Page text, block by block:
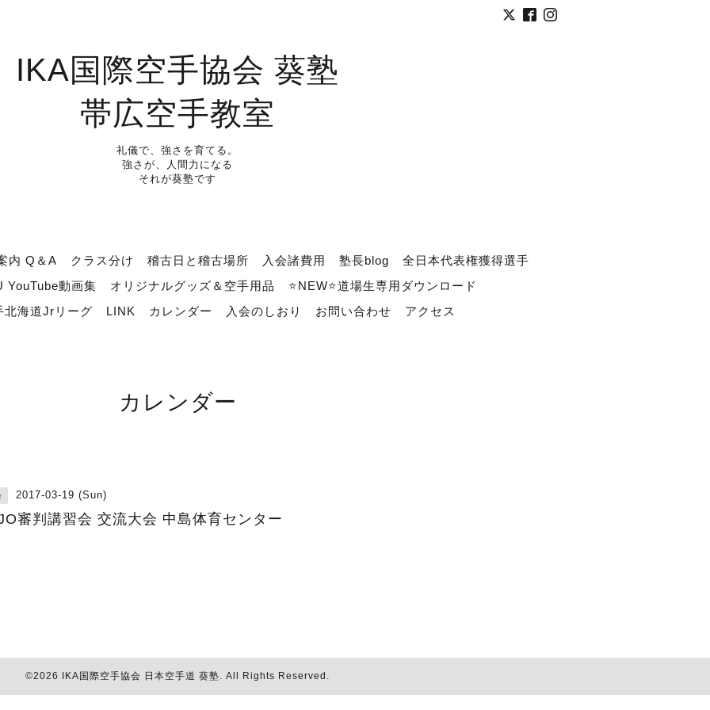
IKA国際空手協会 葵塾
帯広空手教室
礼儀で、強さを育てる。
強さが、人間力になる
それが葵塾です
内 Q＆A クラス分け 稽古日と稽古場所 入会諸費用 塾長blog
全日本代表権獲得選手
YouTube動画集
オリジナルグッズ＆空手用品
⭐NEW⭐道場生専用ダウンロード
北海道Jrリーグ
LINK カレンダー 入会のしおり お問い合わせ アクセス
カレンダー
2017-03-19 (Sun)
審判講習会 交流大会 中島体育センター
©2026 IKA国際空手協会 日本空手道 葵塾. All Rights Reserved.